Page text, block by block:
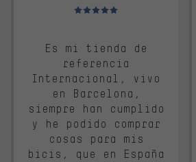
Valoración media: 5 de 5
Es mi tienda de
referencia
Internacional, vivo
en Barcelona,
siempre han cumplido
y he podido comprar
cosas para mis
bicis, que en España